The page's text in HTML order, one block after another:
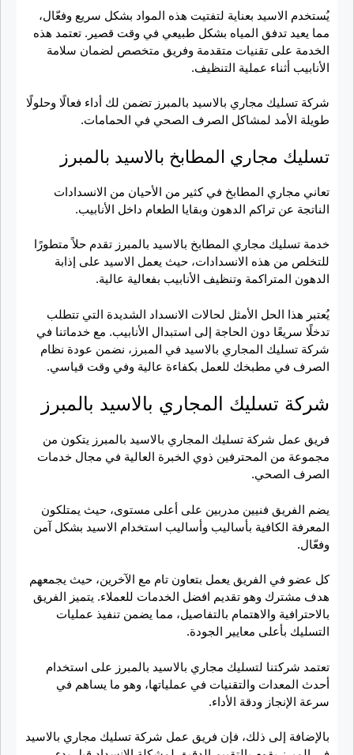
يُستخدم الاسيد بعناية لتفتيت هذه المواد بشكل سريع وفعّال،
مما يعيد تدفق المياه بشكل طبيعي في وقت قصير. تعتمد هذه
الخدمة على تقنيات متقدمة وفريق متخصص لضمان سلامة
الأنابيب أثناء عملية التنظيف.
شركة تسليك مجاري بالاسيد بالمبرز تضمن لك أداء فعالًا وحلولًا
طويلة الأمد لمشاكل الصرف الصحي في الحمامات.
تسليك مجاري المطابخ بالاسيد بالمبرز
تعاني مجاري المطابخ في كثير من الأحيان من الانسدادات
الناتجة عن تراكم الدهون وبقايا الطعام داخل الأنابيب.
خدمة تسليك مجاري المطابخ بالاسيد بالمبرز تقدم حلاً متطورًا
للتخلص من هذه الانسدادات، حيث يعمل الاسيد على إذابة
الدهون المتراكمة وتنظيف الأنابيب بفعالية عالية.
يُعتبر هذا الحل الأمثل لحالات الانسداد الشديدة التي تتطلب
تدخلًا سريعًا دون الحاجة إلى استبدال الأنابيب. مع خدماتنا في
شركة تسليك المجاري بالاسيد في المبرز، نضمن عودة نظام
الصرف في مطبخك للعمل بكفاءة عالية وفي وقت قياسي.
شركة تسليك المجاري بالاسيد بالمبرز
فريق عمل شركة تسليك المجاري بالاسيد بالمبرز يتكون من
مجموعة من المحترفين ذوي الخبرة العالية في مجال خدمات
الصرف الصحي.
يضم الفريق فنيين مدربين على أعلى مستوى، حيث يمتلكون
المعرفة الكافية بأساليب وأساليب استخدام الاسيد بشكل آمن
وفعّال.
كل عضو في الفريق يعمل بتعاون تام مع الآخرين، حيث يجمعهم
هدف مشترك وهو تقديم افضل الخدمات للعملاء. يتميز الفريق
بالاحترافية والاهتمام بالتفاصيل، مما يضمن تنفيذ عمليات
التسليك بأعلى معايير الجودة.
تعتمد شركتنا لتسليك مجاري بالاسيد بالمبرز على استخدام
أحدث المعدات والتقنيات في عملياتها، وهو ما يساهم في
سرعة الإنجاز ودقة الأداء.
بالإضافة إلى ذلك، فإن فريق عمل شركة تسليك مجاري بالاسيد